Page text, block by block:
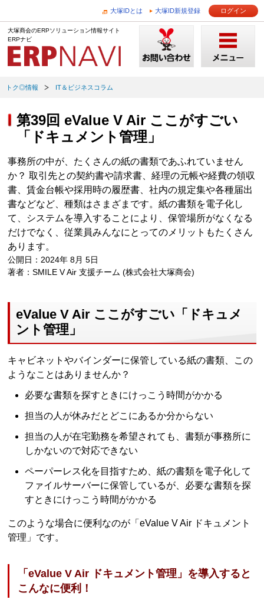
大塚IDとは 大塚ID新規登録 ログイン
大塚商会のERPソリューション情報サイト
ERPナビ
トク◎情報 IT＆ビジネスコラム
第39回 eValue V Air ここがすごい
「ドキュメント管理」
事務所の中が、たくさんの紙の書類であふれていません
か？ 取引先との契約書や請求書、経理の元帳や経費の領収
書、賃金台帳や採用時の履歴書、社内の規定集や各種届出
書などなど、種類はさまざまです。紙の書類を電子化し
て、システムを導入することにより、保管場所がなくなる
だけでなく、従業員みんなにとってのメリットもたくさん
あります。
公開日：2024年 8月 5日
著者：SMILE V Air 支援チーム (株式会社大塚商会)
eValue V Air ここがすごい「ドキュメ
ント管理」
キャビネットやバインダーに保管している紙の書類、この
ようなことはありませんか？
必要な書類を探すときにけっこう時間がかかる
担当の人が休みだとどこにあるか分からない
担当の人が在宅勤務を希望されても、書類が事務所に
しかないので対応できない
ペーパーレス化を目指すため、紙の書類を電子化して
ファイルサーバーに保管しているが、必要な書類を探
すときにけっこう時間がかかる
このような場合に便利なのが「eValue V Air ドキュメント
管理」です。
「eValue V Air ドキュメント管理」を導入すると
こんなに便利！